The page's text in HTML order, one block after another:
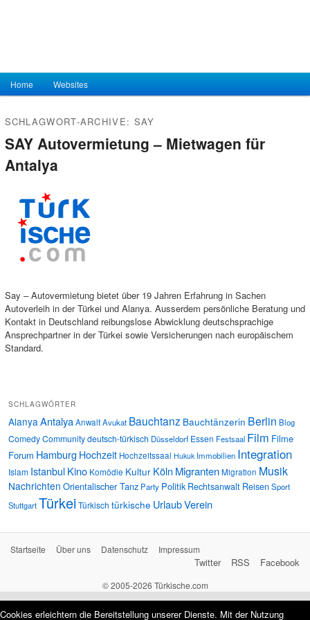
Hauptmenü
Zum Inhalt wechseln
Zum sekundären Inhalt wechseln
Home Websites
SCHLAGWORT-ARCHIVE: SAY
SAY Autovermietung – Mietwagen für
Antalya
Say – Autovermietung bietet über 19 Jahren Erfahrung in Sachen
Autoverleih in der Türkei und Alanya. Ausserdem persönliche Beratung und
Kontakt in Deutschland reibungslose Abwicklung deutschsprachige
Ansprechpartner in der Türkei sowie Versicherungen nach europäischem
Standard.
SCHLAGWÖRTER
AlanyaAntalyaAnwaltAvukat Bauchtanz Bauchtänzerin Berlin Blog
ComedyCommunitydeutsch-türkisch Düsseldorf Essen Festsaal Film Filme
Forum Hamburg Hochzeit Hochzeitssaal Hukuk Immobilien Integration
Islam IstanbulKino Komödie Kultur Köln MigrantenMigration Musik
Nachrichten Orientalischer Tanz Party Politik Rechtsanwalt ReisenSport
StuttgartTürkeiTürkisch türkische UrlaubVerein
Startseite Über uns Datenschutz Impressum
Facebook
RSS
Twitter
© 2005-2026 Türkische.com
Cookies erleichtern die Bereitstellung unserer Dienste. Mit der Nutzung